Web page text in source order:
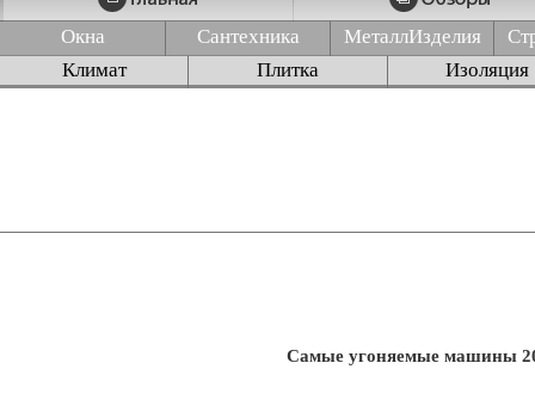
Окна Сантехника МеталлИзделия
Климат
Плитка Изоляция
Самые угоняемые машины